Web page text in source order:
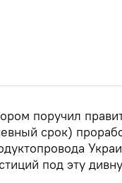
поручил
срок)
под эту